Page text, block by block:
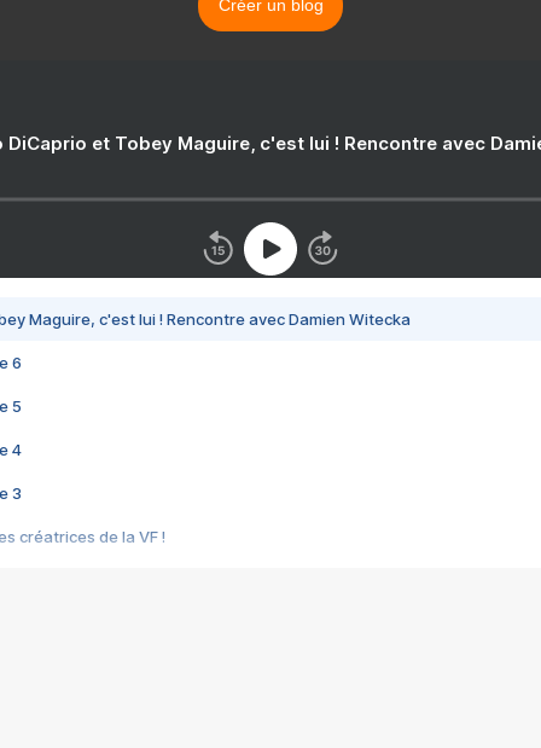
Créer un blog
DiCaprio et Tobey Maguire, c'est lui ! Rencontre avec
Maguire, c'est lui ! Rencontre avec Damien Witecka
6
5
4
3
créatrices de la VF !